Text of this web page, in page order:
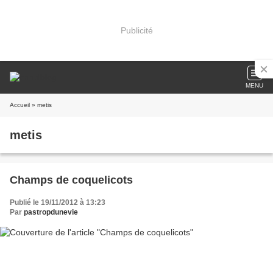
Publicité
MENU
Accueil » metis
metis
Champs de coquelicots
Publié le 19/11/2012 à 13:23
Par pastropdunevie